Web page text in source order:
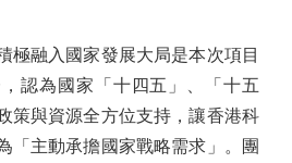
融入國家發展大局是本次項目
認為國家「十四五」、「十五
策與資源全方位支持，讓香港科
「主動承擔國家戰略需求」。團